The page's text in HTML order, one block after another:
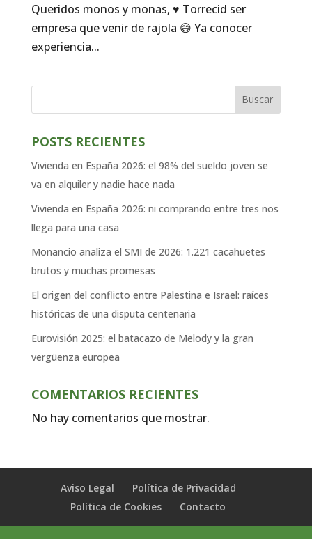
Queridos monos y monas, ♥️ Torrecid ser
empresa que venir de rajola 😅 Ya conocer
experiencia...
Buscar
POSTS RECIENTES
Vivienda en España 2026: el 98% del sueldo joven se
va en alquiler y nadie hace nada
Vivienda en España 2026: ni comprando entre tres nos
llega para una casa
Monancio analiza el SMI de 2026: 1.221 cacahuetes
brutos y muchas promesas
El origen del conflicto entre Palestina e Israel: raíces
históricas de una disputa centenaria
Eurovisión 2025: el batacazo de Melody y la gran
vergüenza europea
COMENTARIOS RECIENTES
No hay comentarios que mostrar.
Aviso Legal
Política de Privacidad
Política de Cookies
Contacto